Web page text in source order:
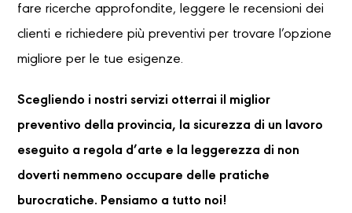
fare ricerche approfondite, leggere le recensioni dei
clienti e richiedere più preventivi per trovare l’opzione
migliore per le tue esigenze.
Scegliendo i nostri servizi otterrai il miglior
preventivo della provincia, la sicurezza di un lavoro
eseguito a regola d’arte e la leggerezza di non
doverti nemmeno occupare delle pratiche
burocratiche. Pensiamo a tutto noi!